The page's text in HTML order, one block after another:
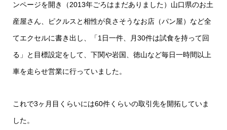
ンページを開き（2013年ごろはまだありました）山口県のお土
産屋さん、ピクルスと相性が良さそうなお店（パン屋）など全
てエクセルに書き出し、「1日一件、月30件は試食を持って回
る」と目標設定をして、下関や岩国、徳山など毎日一時間以上
車を走らせ営業に行っていました。
これで3ヶ月目くらいには60件くらいの取引先を開拓していま
した。